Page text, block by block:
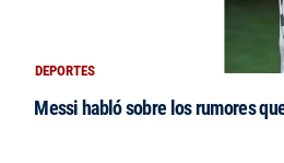
DEPORTES
Messi habló sobre los rumores